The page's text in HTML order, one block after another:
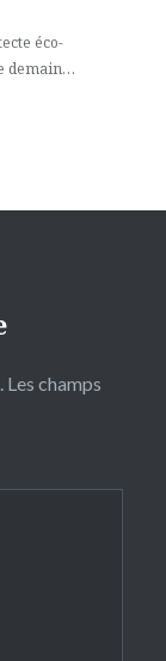
éco-
demain…
Les champs